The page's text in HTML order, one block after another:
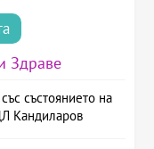
Здраве
състоянието на
Кандиларов